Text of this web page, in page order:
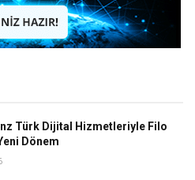
Türk Dijital Hizmetleriyle Filo
Dönem